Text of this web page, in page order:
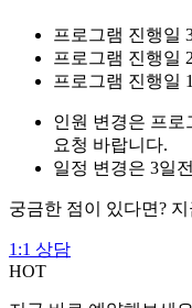
프로그램 진행일
프로그램 진행일
프로그램 진행일
인원 변경은 프로
요청 바랍니다.
일정 변경은 3일
궁금한 점이 있다면?
1:1 상담
HOT